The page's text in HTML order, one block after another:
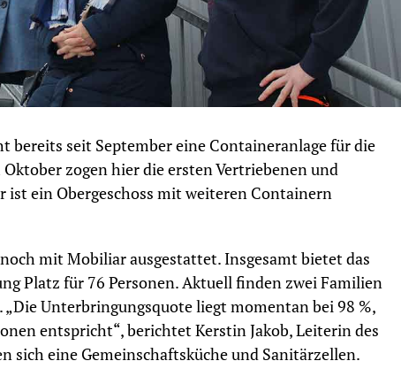
bereits seit September eine Containeranlage für die
zogen hier die ersten Vertriebenen und
ist ein Obergeschoss mit weiteren Containern
mit Mobiliar ausgestattet. Insgesamt bietet das
Platz für 76 Personen. Aktuell finden zwei Familien
Unterbringungsquote liegt momentan bei 98 %,
entspricht“, berichtet Kerstin Jakob, Leiterin des
sich eine Gemeinschaftsküche und Sanitärzellen.